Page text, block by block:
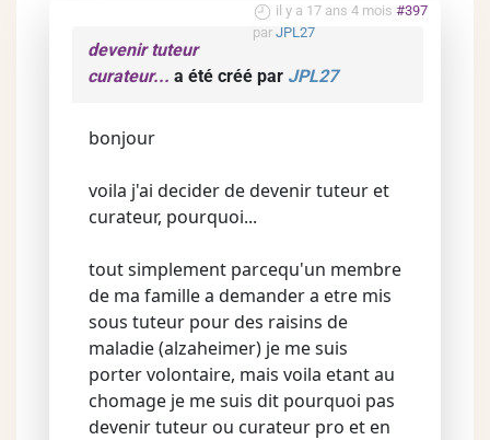
il y a 17 ans 4 mois #397
par JPL27
devenir tuteur
curateur... a été créé par JPL27
bonjour
voila j'ai decider de devenir tuteur et
curateur, pourquoi...
tout simplement parcequ'un membre
de ma famille a demander a etre mis
sous tuteur pour des raisins de
maladie (alzaheimer) je me suis
porter volontaire, mais voila etant au
chomage je me suis dit pourquoi pas
devenir tuteur ou curateur pro et en